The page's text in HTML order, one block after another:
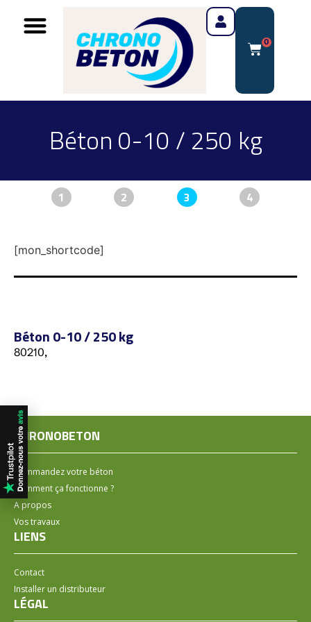
0
Béton 0-10 / 250 kg
1 2 3 4
[mon_shortcode]
Béton 0-10 / 250 kg
80210,
CHRONOBETON
Commandez votre béton
Comment ça fonctionne ?
A propos
Vos travaux
LIENS
Contact
Installer un distributeur
LÉGAL